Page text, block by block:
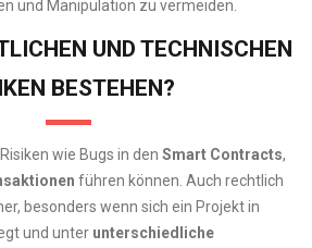
und Manipulation zu vermeiden.
UND TECHNISCHEN
BESTEHEN?
wie Bugs in den Smart Contracts,
führen können. Auch rechtlich
besonders wenn sich ein Projekt in
und unter unterschiedliche